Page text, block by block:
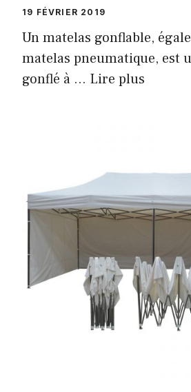
19 FÉVRIER 2019
Un matelas gonflable,
matelas pneumatique, est
gonflé à … Lire plus